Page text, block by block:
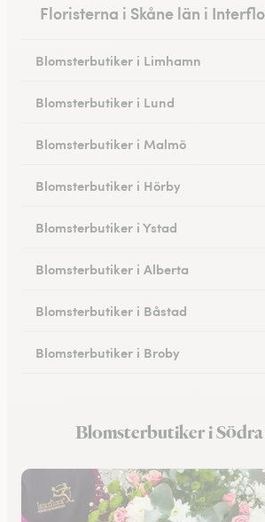
Floristerna i Skåne län i
Blomsterbutiker i Limhamn
Blomsterbutiker i Lund
Blomsterbutiker i Malmö
Blomsterbutiker i Hörby
Blomsterbutiker i Ystad
Blomsterbutiker i Alberta
Blomsterbutiker i Båstad
Blomsterbutiker i Broby
Blomsterbutiker i Bunkeflostrand
Blomsterbutiker i